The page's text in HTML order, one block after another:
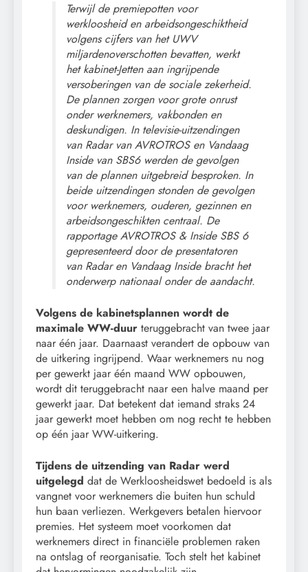
Terwijl de premiepotten voor
werkloosheid en arbeidsongeschiktheid
volgens cijfers van het UWV
miljardenoverschotten bevatten, werkt
het kabinet-Jetten aan ingrijpende
versoberingen van de sociale zekerheid.
De plannen zorgen voor grote onrust
onder werknemers, vakbonden en
deskundigen. In televisie-uitzendingen
van Radar van AVROTROS en Vandaag
Inside van SBS6 werden de gevolgen
van de plannen uitgebreid besproken. In
beide uitzendingen stonden de gevolgen
voor werknemers, ouderen, gezinnen en
arbeidsongeschikten centraal. De
rapportage AVROTROS & Inside SBS 6
gepresenteerd door de presentatoren
van Radar en Vandaag Inside bracht het
onderwerp nationaal onder de aandacht.
Volgens de kabinetsplannen wordt de
maximale WW-duur teruggebracht van twee jaar
naar één jaar. Daarnaast verandert de opbouw van
de uitkering ingrijpend. Waar werknemers nu nog
per gewerkt jaar één maand WW opbouwen,
wordt dit teruggebracht naar een halve maand per
gewerkt jaar. Dat betekent dat iemand straks 24
jaar gewerkt moet hebben om nog recht te hebben
op één jaar WW-uitkering.
Tijdens de uitzending van Radar werd
uitgelegd dat de Werkloosheidswet bedoeld is als
vangnet voor werknemers die buiten hun schuld
hun baan verliezen. Werkgevers betalen hiervoor
premies. Het systeem moet voorkomen dat
werknemers direct in financiële problemen raken
na ontslag of reorganisatie. Toch stelt het kabinet